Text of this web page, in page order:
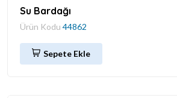
Su Bardağı
Ürün Kodu 44862
Sepete Ekle